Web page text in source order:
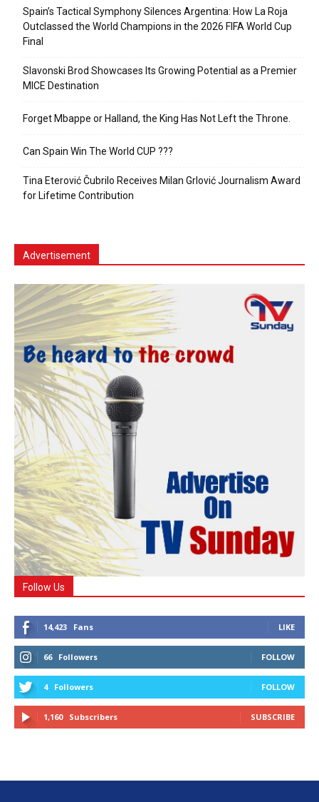
Spain’s Tactical Symphony Silences Argentina: How La Roja
Outclassed the World Champions in the 2026 FIFA World Cup
Final
Slavonski Brod Showcases Its Growing Potential as a Premier
MICE Destination
Forget Mbappe or Halland, the King Has Not Left the Throne.
Can Spain Win The World CUP ???
Tina Eterović Čubrilo Receives Milan Grlović Journalism Award
for Lifetime Contribution
Advertisement
Follow Us
14,423 Fans LIKE
66 Followers FOLLOW
4 Followers FOLLOW
1,160 Subscribers SUBSCRIBE